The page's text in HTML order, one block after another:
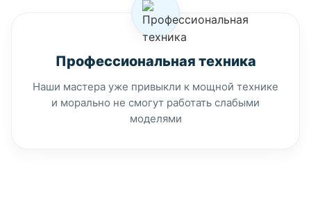
Профессиональная техника
Наши мастера уже привыкли к мощной технике
и морально не смогут работать слабыми
моделями